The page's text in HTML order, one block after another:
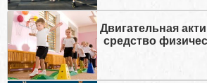
Двигательная
средство